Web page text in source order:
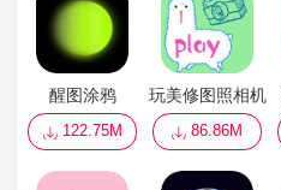
醒图涂鸦
122.75M
玩美修图照相机
86.86M